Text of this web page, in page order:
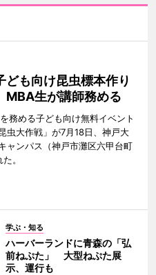
ども向け昆虫標本作り
生が講師務める
務める子ども向け無料イベント
虫大作戦」が7月18日、神戸大
ャンパス（神戸市灘区六甲台町
。
学ぶ・知る
ハーバーランドに青森の「弘
前ねぷた」 大型ねぷた展
示、運行も